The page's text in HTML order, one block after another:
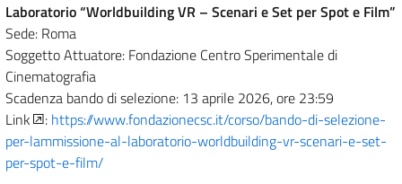
Laboratorio “Worldbuilding VR – Scenari e Set per Spot e Film”
Sede: Roma
Soggetto Attuatore: Fondazione Centro Sperimentale di
Cinematografia
Scadenza bando di selezione: 13 aprile 2026, ore 23:59
Link
: https://www.fondazionecsc.it/corso/bando-di-selezione-
per-lammissione-al-laboratorio-worldbuilding-vr-scenari-e-set-
per-spot-e-film/